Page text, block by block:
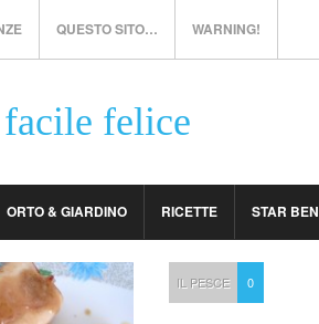
QUESTO SITO… WARNING!
facile felice
ORTO & GIARDINO RICETTE STAR
IL PESCE 0